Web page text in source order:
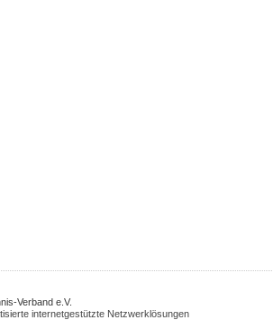
Verband e.V.
internetgestützte Netzwerklösungen